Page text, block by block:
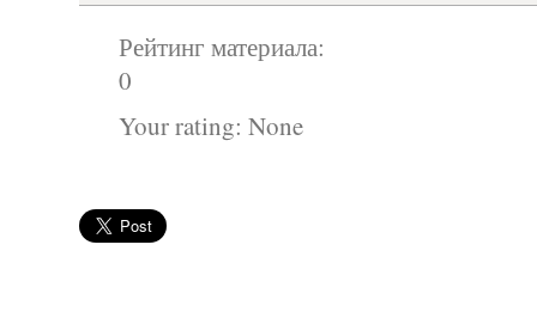
Рейтинг материала:
0
Your rating: None